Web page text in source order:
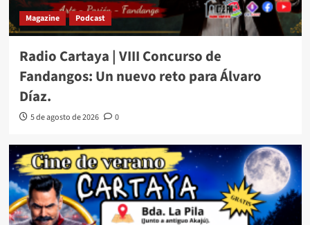
Magazine Podcast
Radio Cartaya | VIII Concurso de
Fandangos: Un nuevo reto para Álvaro
Díaz.
5 de agosto de 2026 0